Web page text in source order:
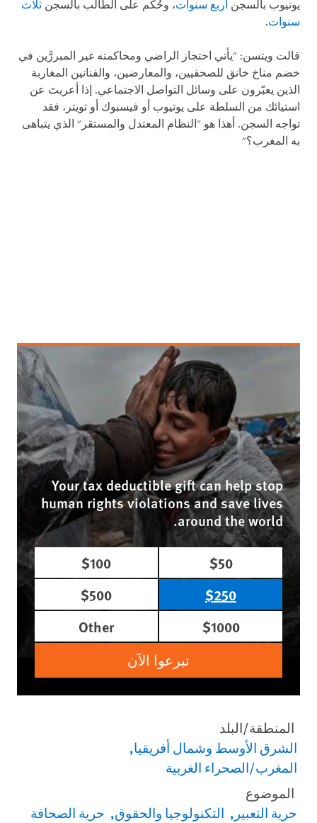
يوتيوب بالسجن أربع سنوات، وحُكم على الطالب بالسجن ثلاث
سنوات.
قالت ويتسن: "يأتي احتجاز الراضي ومحاكمته غير المبررَّين في
خضم مناخ خانق للصحفيين، والمعارضين، والفنانين المغاربة
الذين يعبّرون على وسائل التواصل الاجتماعي. إذا أعربتَ عن
استيائك من السلطة على يوتيوب أو فيسبوك أو تويتر، فقد
تواجه السجن. أهذا هو "النظام المعتدل والمستقر" الذي يتباهى
به المغرب؟"
Your tax deductible gift can help stop
human rights violations and save lives
around the world.
$50
$100
$250
$500
$1000
Other
تبرعوا الآن
المنطقة/البلد
الشرق الأوسط وشمال أفريقيا
المغرب/الصحراء الغربية
الموضوع
حرية التعبير
التكنولوجيا والحقوق حرية الصحافة